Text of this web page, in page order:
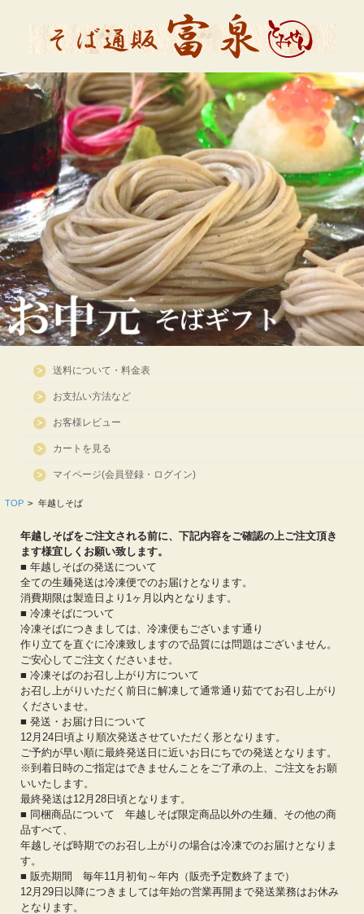
送料について・料金表
お支払い方法など
お客様レビュー
カートを見る
マイページ(会員登録・ログイン)
TOP > 年越しそば
年越しそばをご注文される前に、下記内容をご確認の上ご注文頂き
ます様宜しくお願い致します。
■ 年越しそばの発送について
全ての生麺発送は冷凍便でのお届けとなります。
消費期限は製造日より1ヶ月以内となります。
■ 冷凍そばについて
冷凍そばにつきましては、冷凍便もございます通り
作り立てを直ぐに冷凍致しますので品質には問題はございません。
ご安心してご注文くださいませ。
■ 冷凍そばのお召し上がり方について
お召し上がりいただく前日に解凍して通常通り茹でてお召し上がり
くださいませ。
■ 発送・お届け日について
12月24日頃より順次発送させていただく形となります。
ご予約が早い順に最終発送日に近いお日にちでの発送となります。
※到着日時のご指定はできませんことをご了承の上、ご注文をお願
いいたします。
最終発送は12月28日頃となります。
■ 同梱商品について 年越しそば限定商品以外の生麺、その他の商
品すべて、
年越しそば時期でのお召し上がりの場合は冷凍でのお届けとなりま
す。
■ 販売期間 毎年11月初旬～年内（販売予定数終了まで）
12月29日以降につきましては年始の営業再開まで発送業務はお休み
となります。